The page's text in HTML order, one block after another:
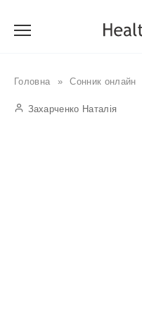
Головна » Сонник онлайн
Захарченко Наталія